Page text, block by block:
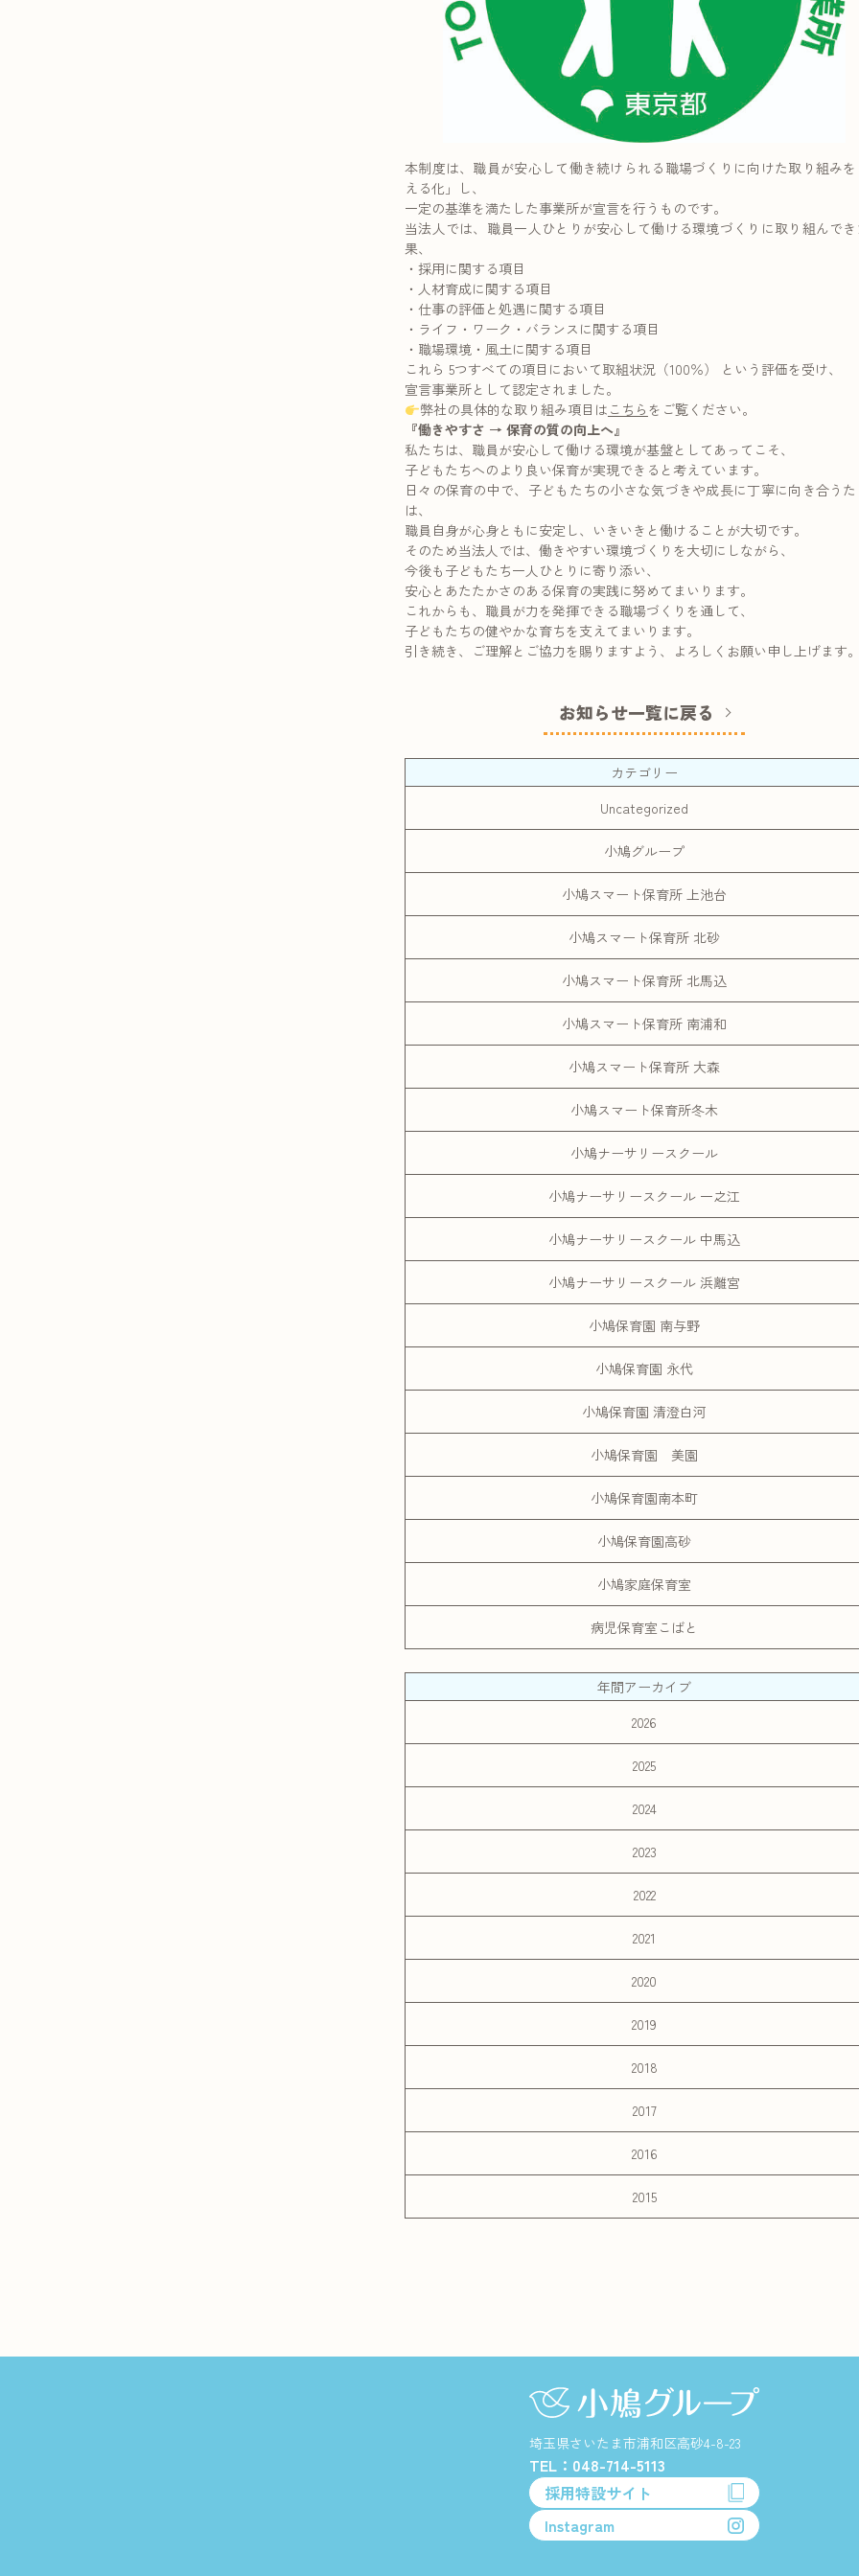
本制度は、職員が安心して働き続けられる職場づくりに向けた取り組み
える化」し、
一定の基準を満たした事業所が宣言を行うものです。
当法人では、職員一人ひとりが安心して働ける環境づくりに取り組んで
果、
・採用に関する項目
・人材育成に関する項目
・仕事の評価と処遇に関する項目
・ライフ・ワーク・バランスに関する項目
・職場環境・風土に関する項目
これら 5つすべての項目において取組状況（100％） という評価を受け、
宣言事業所として認定されました。
弊社の具体的な取り組み項目は こちら をご覧ください。
『働きやすさ → 保育の質の向上へ』
私たちは、職員が安心して働ける環境が基盤としてあってこそ、
子どもたちへのより良い保育が実現できると考えています。
日々の保育の中で、子どもたちの小さな気づきや成長に丁寧に向き合う
は、
職員自身が心身ともに安定し、いきいきと働けることが大切です。
そのため当法人では、働きやすい環境づくりを大切にしながら、
今後も子どもたち一人ひとりに寄り添い、
安心とあたたかさのある保育の実践に努めてまいります。
これからも、職員が力を発揮できる職場づくりを通して、
子どもたちの健やかな育ちを支えてまいります。
引き続き、ご理解とご協力を賜りますよう、よろしくお願い申し上げます
お知らせ一覧に戻る
カテゴリー
Uncategorized
小鳩グループ
小鳩スマート保育所 上池台
小鳩スマート保育所 北砂
小鳩スマート保育所 北馬込
小鳩スマート保育所 南浦和
小鳩スマート保育所 大森
小鳩スマート保育所冬木
小鳩ナーサリースクール
小鳩ナーサリースクール 一之江
小鳩ナーサリースクール 中馬込
小鳩ナーサリースクール 浜離宮
小鳩保育園 南与野
小鳩保育園 永代
小鳩保育園 清澄白河
小鳩保育園 美園
小鳩保育園南本町
小鳩保育園高砂
小鳩家庭保育室
病児保育室こばと
年間アーカイブ
2026
2025
2024
2023
2022
2021
2020
2019
2018
2017
2016
2015
埼玉県さいたま市浦和区高砂4-8-23
TEL：048-714-5113
採用特設サイト
Instagram